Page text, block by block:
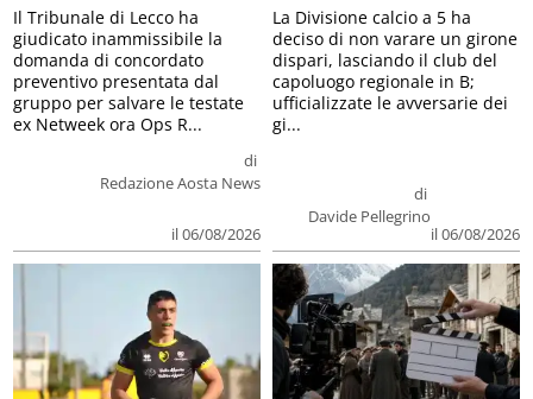
di
Redazione Aosta News
il 06/08/2026
Il Tribunale di Lecco ha
giudicato inammissibile la
domanda di concordato
preventivo presentata dal
gruppo per salvare le testate
ex Netweek ora Ops R...
di
Davide Pellegrino
il 06/08/2026
La Divisione calcio a 5 ha
deciso di non varare un girone
dispari, lasciando il club del
capoluogo regionale in B;
ufficializzate le avversarie dei
gi...